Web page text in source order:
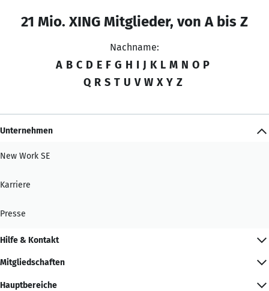
21 Mio. XING Mitglieder, von A bis Z
Nachname:
A B C D E F G H I J K L M N O P
Q R S T U V W X Y Z
Unternehmen
New Work SE
Karriere
Presse
Hilfe & Kontakt
Mitgliedschaften
Hauptbereiche